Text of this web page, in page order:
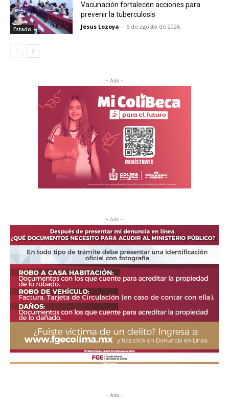
Estado
Vacunación fortalecen acciones para
prevenir la tuberculosis
Jesus Lozoya - 6 de agosto de 2026
- Ads -
- Ads -
- Ads -